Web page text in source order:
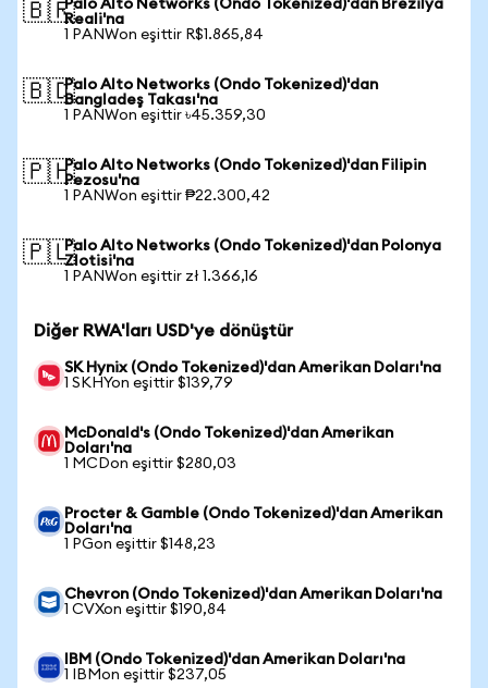
🇧🇷Palo Alto Networks (Ondo Tokenized)'dan Brezilya
Reali'na
1 PANWon eşittir R$1.865,84
🇧🇩Palo Alto Networks (Ondo Tokenized)'dan
Bangladeş Takası'na
1 PANWon eşittir ৳45.359,30
🇵🇭Palo Alto Networks (Ondo Tokenized)'dan Filipin
Pezosu'na
1 PANWon eşittir ₱22.300,42
🇵🇱Palo Alto Networks (Ondo Tokenized)'dan Polonya
Zlotisi'na
1 PANWon eşittir zł 1.366,16
Diğer RWA'ları USD'ye dönüştür
SK Hynix (Ondo Tokenized)'dan Amerikan Doları'na
1 SKHYon eşittir $139,79
McDonald's (Ondo Tokenized)'dan Amerikan
Doları'na
1 MCDon eşittir $280,03
Procter & Gamble (Ondo Tokenized)'dan Amerikan
Doları'na
1 PGon eşittir $148,23
Chevron (Ondo Tokenized)'dan Amerikan Doları'na
1 CVXon eşittir $190,84
IBM (Ondo Tokenized)'dan Amerikan Doları'na
1 IBMon eşittir $237,05